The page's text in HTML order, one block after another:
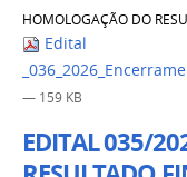
HOMOLOGAÇÃO DO
Edital
— 159 KB
EDITAL 035/